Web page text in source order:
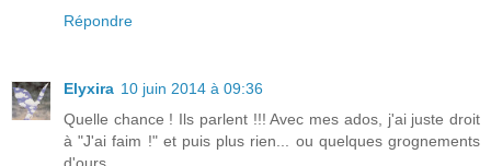
Répondre
Elyxira 10 juin 2014 à 09:36
Quelle chance ! Ils parlent !!! Avec mes ados, j'ai juste droit
à "J'ai faim !" et puis plus rien... ou quelques grognements